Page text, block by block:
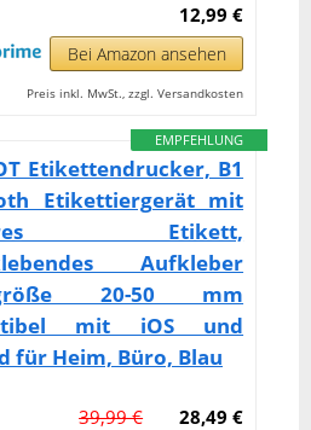
12,99 €
Bei Amazon ansehen
Preis inkl. MwSt., zzgl. Versandkosten
EMPFEHLUNG
Etikettendrucker, B1
Etikettiergerät mit
Etikett,
Aufkleber
20-50 mm
mit iOS und
für Heim, Büro, Blau
28,49 €
39,99 €